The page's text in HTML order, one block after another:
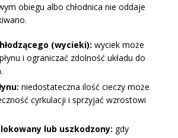
obiegu albo chłodnica nie oddaje
(wycieki): wyciek może
i ograniczać zdolność układu do
niedostateczna ilość cieczy może
cyrkulacji i sprzyjać wzrostowi
lub uszkodzony: gdy